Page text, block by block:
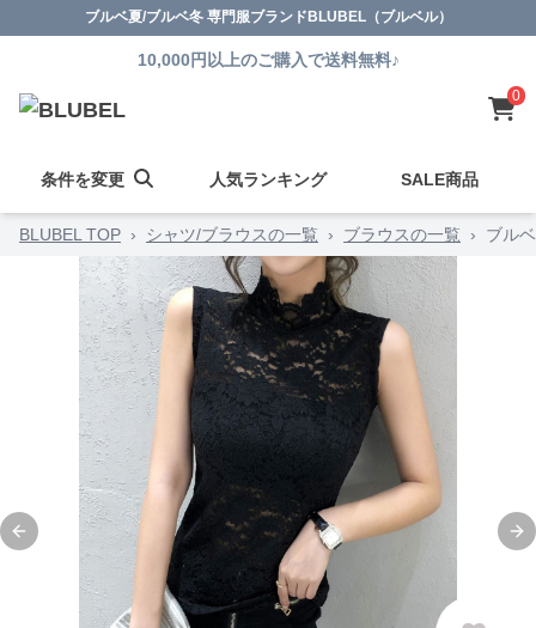
ブルベ夏/ブルベ冬 専門服ブランドBLUBEL（ブルベル）
10,000円以上のご購入で送料無料♪
0
条件を変更 人気ランキング SALE商品
BLUBEL TOP › シャツ/ブラウスの一覧 › ブラウスの一覧 › ブル
Previous slide